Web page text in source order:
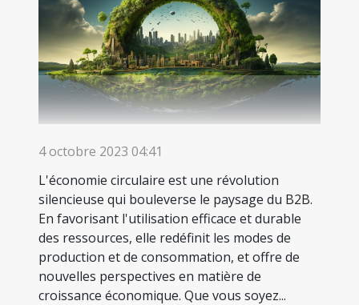
4 octobre 2023 04:41
L'économie circulaire est une révolution
silencieuse qui bouleverse le paysage du B2B.
En favorisant l'utilisation efficace et durable
des ressources, elle redéfinit les modes de
production et de consommation, et offre de
nouvelles perspectives en matière de
croissance économique. Que vous soyez...